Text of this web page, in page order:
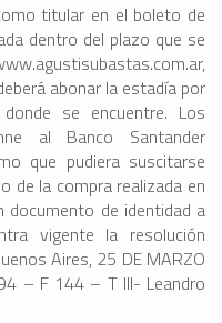
titular en el boleto de
dentro del plazo que se
abonar la estadía por
se encuentre. Los
al Banco Santander
que pudiera suscitarse
de la compra realizada en
documento de identidad a
vigente la resolución
Aires, 25 DE MARZO
– F 144 – T III- Leandro